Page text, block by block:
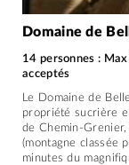
Domaine de
14 personnes :
acceptés
Le Domaine de
propriété sucrière
de Chemin-
(montagne classée
minutes du